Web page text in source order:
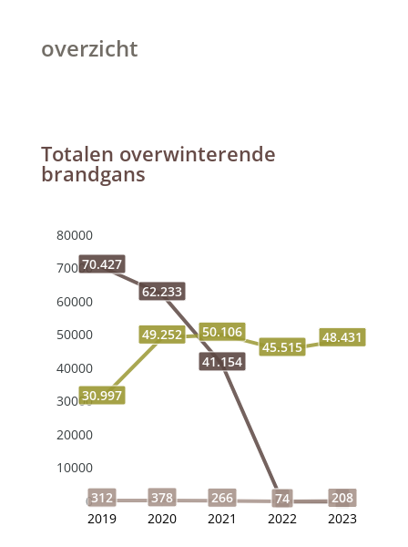
overzicht
Totalen overwinterende
brandgans
80000
70000
60000
50000
40000
30000
20000
10000
0
70.427
62.233
41.154
0 0
312 378 266 74 208
30.997
49.252
50.106
45.515
48.431
2019 2020 2021 2022 2023